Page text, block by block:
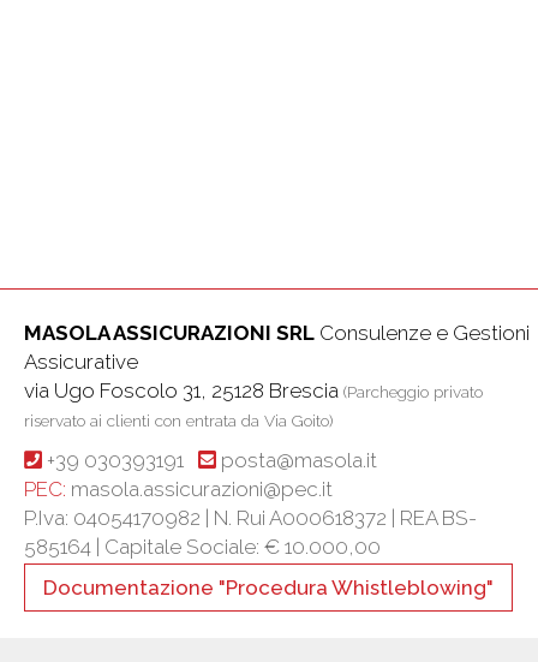
MASOLA ASSICURAZIONI SRL Consulenze e Gestioni
Assicurative
via Ugo Foscolo 31, 25128 Brescia (Parcheggio privato
riservato ai clienti con entrata da Via Goito)
+39 030393191
posta@masola.it
PEC: masola.assicurazioni@pec.it
P.Iva: 04054170982 | N. Rui A000618372 | REA BS-
585164 | Capitale Sociale: € 10.000,00
Documentazione "Procedura Whistleblowing"